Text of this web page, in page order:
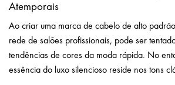
Atemporais
Ao criar uma marca de cabelo de alto
rede de salões profissionais, pode ser
tendências de cores da moda rápida. No
essência do luxo silencioso reside nos tons